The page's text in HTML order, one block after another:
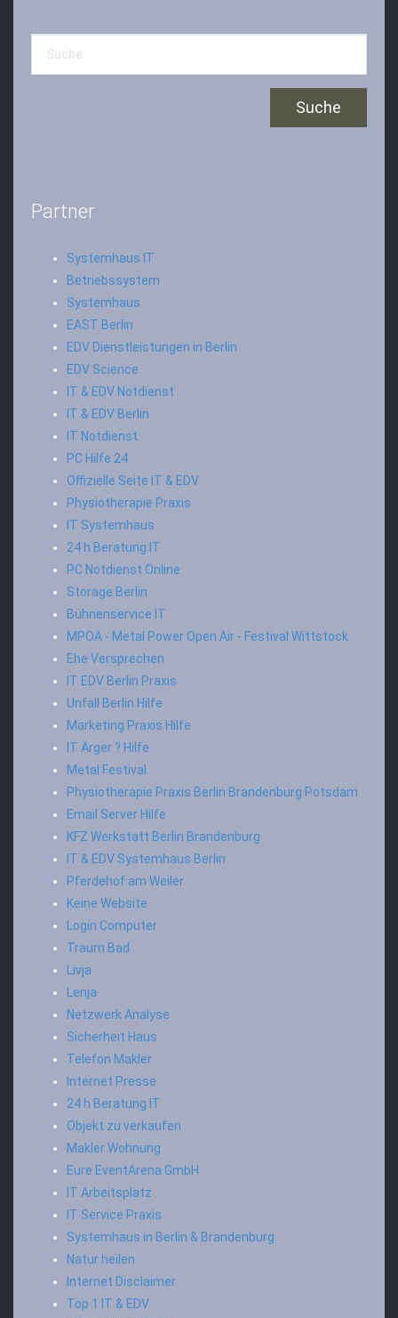
Partner
Systemhaus IT
Betriebssystem
Systemhaus
EAST Berlin
EDV Dienstleistungen in Berlin
EDV Science
IT & EDV Notdienst
IT & EDV Berlin
IT Notdienst
PC Hilfe 24
Offizielle Seite IT & EDV
Physiotherapie Praxis
IT Systemhaus
24 h Beratung IT
PC Notdienst Online
Storage Berlin
Bühnenservice IT
MPOA - Metal Power Open Air - Festival Wittstock
Ehe Versprechen
IT EDV Berlin Praxis
Unfall Berlin Hilfe
Marketing Praxis Hilfe
IT Ärger ? Hilfe
Metal Festival
Physiotherapie Praxis Berlin Brandenburg Potsdam
Email Server Hilfe
KFZ Werkstatt Berlin Brandenburg
IT & EDV Systemhaus Berlin
Pferdehof am Weiler
Keine Website
Login Computer
Traum Bad
Livja
Lenja
Netzwerk Analyse
Sicherheit Haus
Telefon Makler
Internet Presse
24 h Beratung IT
Objekt zu verkaufen
Makler Wohnung
Eure EventArena GmbH
IT Arbeitsplatz
IT Service Praxis
Systemhaus in Berlin & Brandenburg
Natur heilen
Internet Disclaimer
Top 1 IT & EDV